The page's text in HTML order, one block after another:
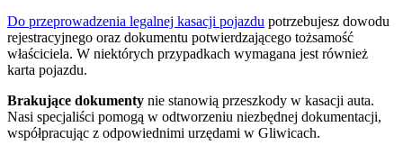
Do przeprowadzenia legalnej kasacji pojazdu potrzebujesz dowodu
rejestracyjnego oraz dokumentu potwierdzającego tożsamość
właściciela. W niektórych przypadkach wymagana jest również
karta pojazdu.
Brakujące dokumenty nie stanowią przeszkody w kasacji auta.
Nasi specjaliści pomogą w odtworzeniu niezbędnej dokumentacji,
współpracując z odpowiednimi urzędami w Gliwicach.